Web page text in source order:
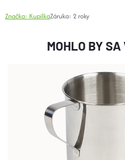
Značka: KupilkaZáruka: 2 roky
MOHLO BY